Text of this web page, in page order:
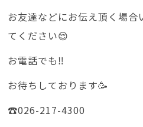
お友達などにお伝え頂く場合
てください😌
お電話でも‼️
お待ちしております🥳
☎️026-217-4300